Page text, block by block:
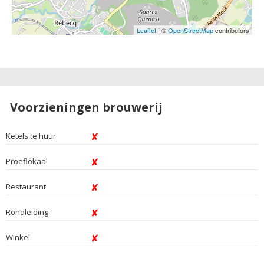
Leaflet | ©OpenStreetMapcontributors
Voorzieningen brouwerij
Ketels te huur
Proeflokaal
Restaurant
Rondleiding
Winkel